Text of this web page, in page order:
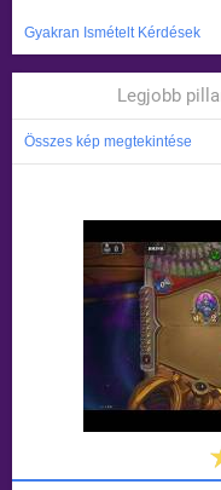
Gyakran Ismételt Kérdések
Legjobb
Összes kép megtekintése